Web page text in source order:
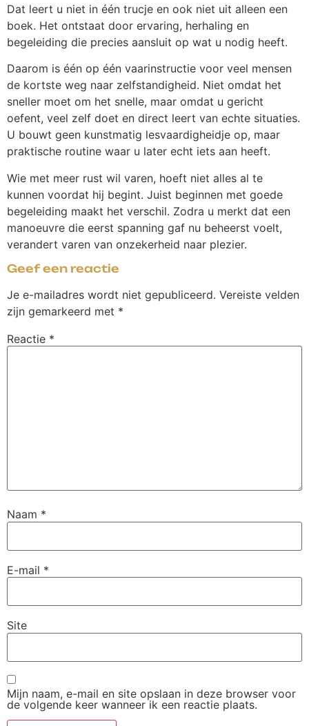
Dat leert u niet in één trucje en ook niet uit alleen een
boek. Het ontstaat door ervaring, herhaling en
begeleiding die precies aansluit op wat u nodig heeft.
Daarom is één op één vaarinstructie voor veel mensen
de kortste weg naar zelfstandigheid. Niet omdat het
sneller moet om het snelle, maar omdat u gericht
oefent, veel zelf doet en direct leert van echte situaties.
U bouwt geen kunstmatig lesvaardigheidje op, maar
praktische routine waar u later echt iets aan heeft.
Wie met meer rust wil varen, hoeft niet alles al te
kunnen voordat hij begint. Juist beginnen met goede
begeleiding maakt het verschil. Zodra u merkt dat een
manoeuvre die eerst spanning gaf nu beheerst voelt,
verandert varen van onzekerheid naar plezier.
Geef een reactie
Je e-mailadres wordt niet gepubliceerd. Vereiste velden
zijn gemarkeerd met *
Reactie *
Naam *
E-mail *
Site
Mijn naam, e-mail en site opslaan in deze browser voor
de volgende keer wanneer ik een reactie plaats.